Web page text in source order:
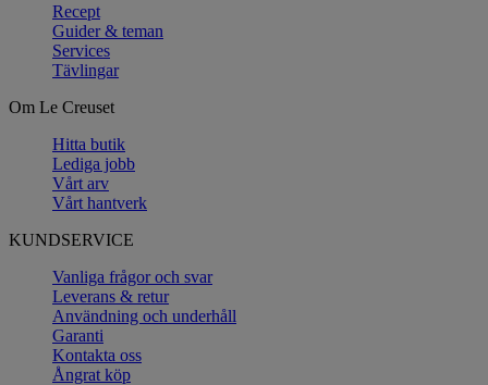
Recept
Guider & teman
Services
Tävlingar
Om Le Creuset
Hitta butik
Lediga jobb
Vårt arv
Vårt hantverk
KUNDSERVICE
Vanliga frågor och svar
Leverans & retur
Användning och underhåll
Garanti
Kontakta oss
Ångrat köp